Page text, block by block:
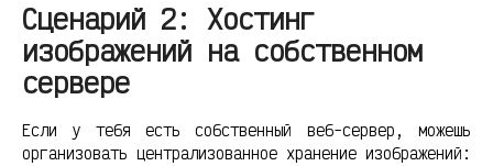
Сценарий 2: Хостинг
изображений на собственном
сервере
Если у тебя есть собственный веб-сервер, можешь
организовать централизованное хранение изображений: